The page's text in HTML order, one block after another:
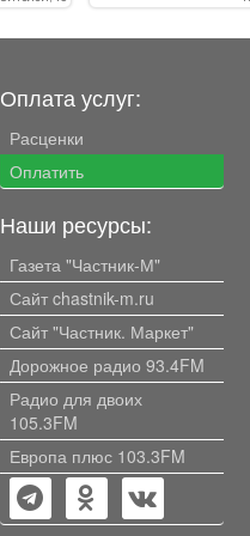
хорошая, уютная
квартире была
все трубы и
магазины всё в
шкафа, кухонный
встроенной
Торг присутствует.
Оплата услуг:
Расценки
Оплатить
Наши ресурсы:
Газета "Частник-М"
Сайт chastnik-m.ru
Сайт "Частник. Маркет"
Дорожное радио 93.4FM
Радио для двоих
105.3FM
Европа плюс 103.3FM